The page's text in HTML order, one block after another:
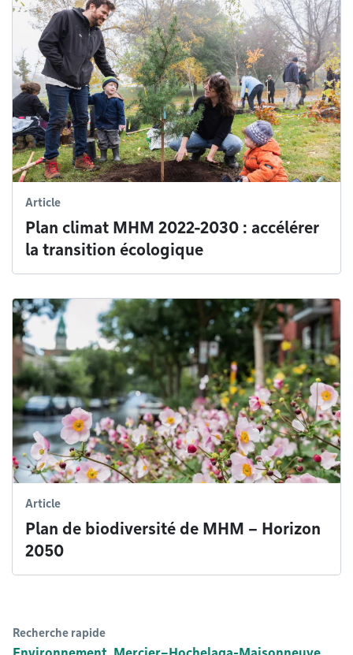
Article
Plan climat MHM 2022-2030 : accélérer
la transition écologique
Article
Plan de biodiversité de MHM – Horizon
2050
Recherche rapide